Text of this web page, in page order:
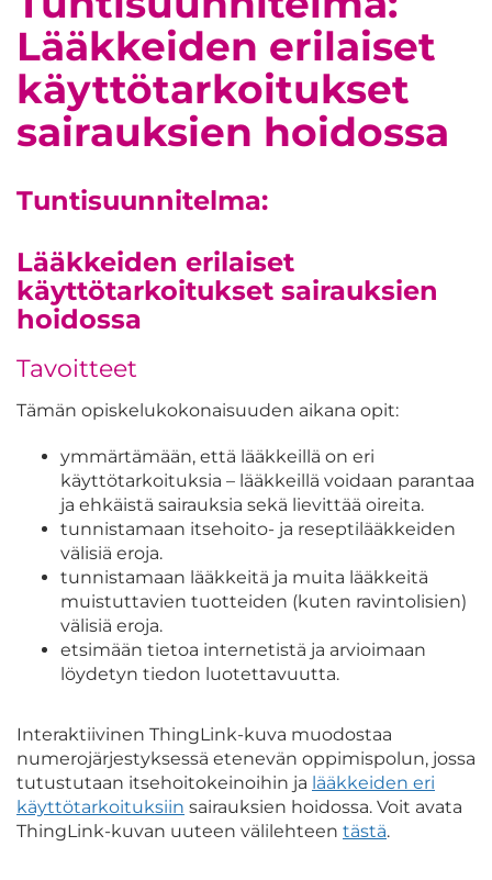
Lääkkeiden erilaiset
käyttötarkoitukset
sairauksien hoidossa
Tuntisuunnitelma:
Lääkkeiden erilaiset
käyttötarkoitukset sairauksien
hoidossa
Tavoitteet
Tämän opiskelukokonaisuuden aikana opit:
ymmärtämään, että lääkkeillä on eri
käyttötarkoituksia – lääkkeillä voidaan parantaa
ja ehkäistä sairauksia sekä lievittää oireita.
tunnistamaan itsehoito- ja reseptilääkkeiden
välisiä eroja.
tunnistamaan lääkkeitä ja muita lääkkeitä
muistuttavien tuotteiden (kuten ravintolisien)
välisiä eroja.
etsimään tietoa internetistä ja arvioimaan
löydetyn tiedon luotettavuutta.
Interaktiivinen ThingLink-kuva muodostaa
numerojärjestyksessä etenevän oppimispolun, jossa
tutustutaan itsehoitokeinoihin ja lääkkeiden eri
käyttötarkoituksiin sairauksien hoidossa. Voit avata
ThingLink-kuvan uuteen välilehteen tästä.